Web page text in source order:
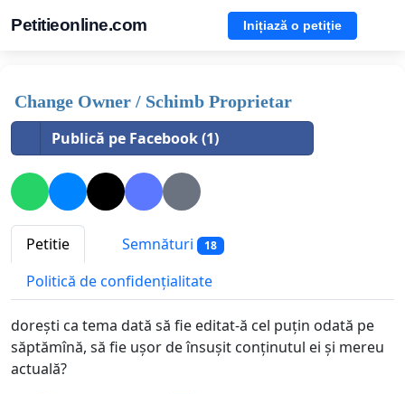
Petitieonline.com Inițiază o petiție
Change Owner / Schimb Proprietar
Publică pe Facebook (1)
Petitie Semnături 18
Politică de confidențialitate
dorești ca tema dată să fie editat-ă cel puțin odată pe
săptămînă, să fie ușor de însușit conținutul ei și mereu
actuală?